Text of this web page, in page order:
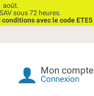
août.
sous 72 heures.
avec le code ETE5
Mon compte
Connexion